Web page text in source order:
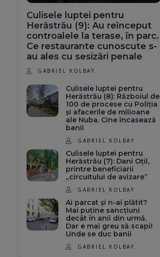
Culisele luptei pentru
Herăstrău (9): Au reînceput
controalele la terase, în parc.
Ce restaurante cunoscute s-
au ales cu sesizări penale
GABRIEL KOLBAY
Culisele luptei pentru
Herăstrău (8): Războiul de
100 de procese cu Poliția
și afacerile de milioane
ale Nuba. Cine încasează
banii
GABRIEL KOLBAY
Culisele luptei pentru
Herăstrău (7): Dani Oțil,
printre beneficiarii
„circuitului de avizare”
GABRIEL KOLBAY
Ai parcat și n-ai plătit?
Mai puține sancțiuni
decât în anii din urmă.
Dar e mai greu să scapi!
Unde se duc banii
GABRIEL KOLBAY